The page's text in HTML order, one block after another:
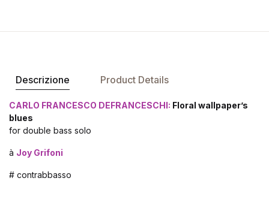
Descrizione Product Details
CARLO FRANCESCO DEFRANCESCHI: Floral wallpaper’s
blues
for double bass solo
à Joy Grifoni
# contrabbasso